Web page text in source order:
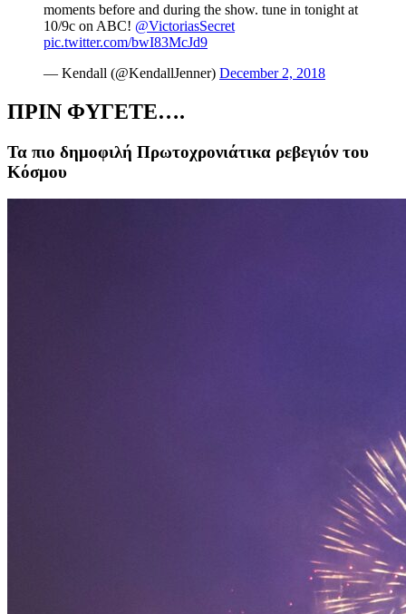
moments before and during the show. tune in tonight at
10/9c on ABC! @VictoriasSecret
pic.twitter.com/bwI83McJd9
— Kendall (@KendallJenner) December 2, 2018
ΠΡΙΝ ΦΥΓΕΤΕ….
Τα πιο δημοφιλή Πρωτοχρονιάτικα ρεβεγιόν του
Κόσμου